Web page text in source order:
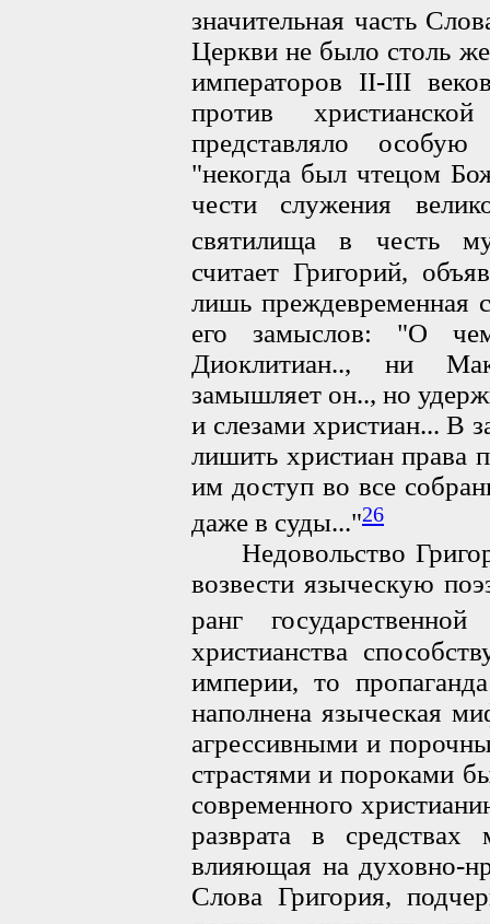
значительная часть
Церкви не было столь
императоров II-III
против
представляло
"некогда был чтецом
чести служения
святилища в честь
считает Григорий,
лишь преждевременная
его замыслов: "О
Диоклитиан.., ни
замышляет он.., но
и слезами христиан... В
лишить христиан права
им доступ во все
даже в суды..."26
Недовольство
возвести языческую
ранг государственной
христианства
империи, то
наполнена языческая
агрессивными и
страстями и пороками
современного
разврата в средствах
влияющая на духовно-
Слова Григория,